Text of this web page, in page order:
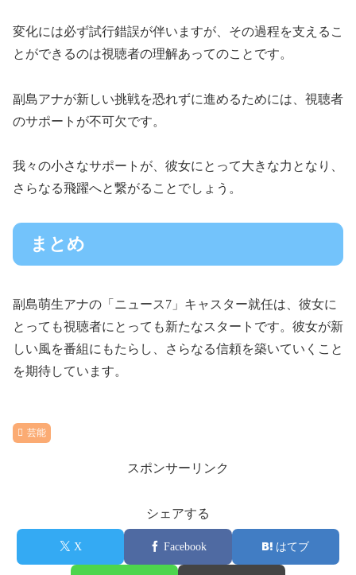
変化には必ず試行錯誤が伴いますが、その過程を支えるこ
とができるのは視聴者の理解あってのことです。
副島アナが新しい挑戦を恐れずに進めるためには、視聴者
のサポートが不可欠です。
我々の小さなサポートが、彼女にとって大きな力となり、
さらなる飛躍へと繋がることでしょう。
まとめ
副島萌生アナの「ニュース7」キャスター就任は、彼女に
とっても視聴者にとっても新たなスタートです。彼女が新
しい風を番組にもたらし、さらなる信頼を築いていくこと
を期待しています。
芸能
スポンサーリンク
シェアする
X Facebook はてブ